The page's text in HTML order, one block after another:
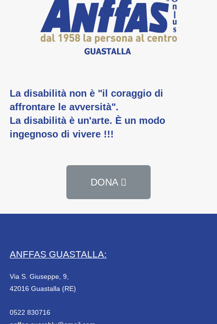
La disabilità non è "il coraggio di
affrontare le avversità".
La disabilità è un'arte. È un modo
ingegnoso di vivere !!!
DONA
ANFFAS GUASTALLA:
Via S. Giuseppe, 9,
42016 Guastalla (RE)
0522 830716